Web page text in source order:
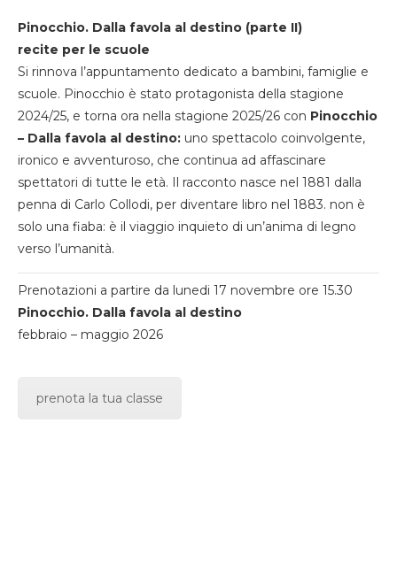
Pinocchio. Dalla favola al destino (parte II)
recite per le scuole
Si rinnova l’appuntamento dedicato a bambini, famiglie e
scuole. Pinocchio è stato protagonista della stagione
2024/25, e torna ora nella stagione 2025/26 con Pinocchio
– Dalla favola al destino: uno spettacolo coinvolgente,
ironico e avventuroso, che continua ad affascinare
spettatori di tutte le età. Il racconto nasce nel 1881 dalla
penna di Carlo Collodi, per diventare libro nel 1883. non è
solo una fiaba: è il viaggio inquieto di un’anima di legno
verso l’umanità.
Prenotazioni a partire da lunedi 17 novembre ore 15.30
Pinocchio. Dalla favola al destino
febbraio – maggio 2026
prenota la tua classe